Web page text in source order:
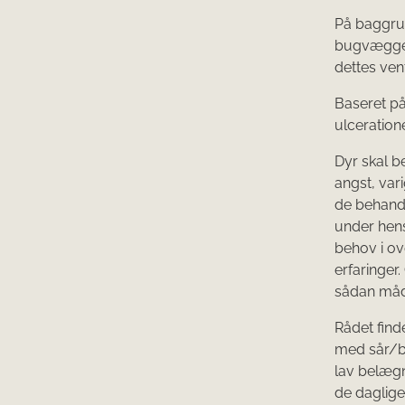
På
dettes
Baseret
Dyr skal
angst,
de
under
behov i
sådan
Rådet
med sår/
lav
de